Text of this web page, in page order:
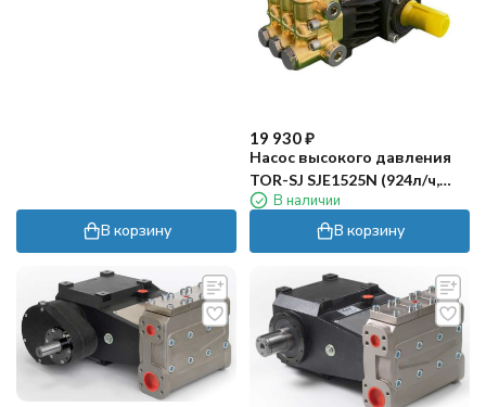
В корзину
19 930₽
Насос высокого давления
TOR-SJ SJE1525N (924л/ч,
250бар)
В наличии
В корзину